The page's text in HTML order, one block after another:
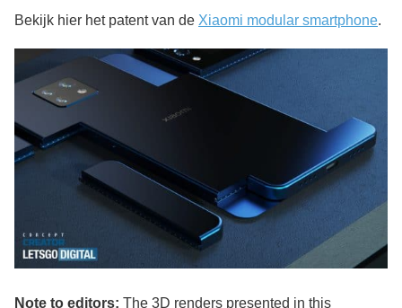
Bekijk hier het patent van de Xiaomi modular smartphone.
Note to editors: The 3D renders presented in this